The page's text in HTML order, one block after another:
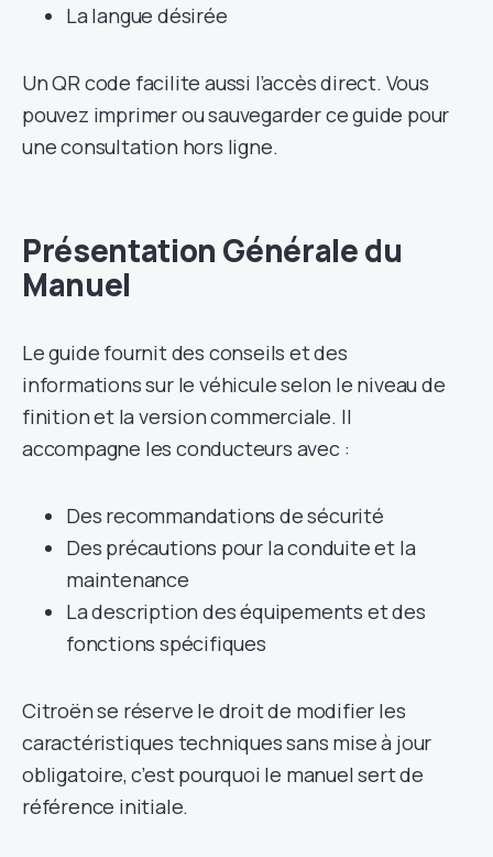
La langue désirée
Un QR code facilite aussi l’accès direct. Vous
pouvez imprimer ou sauvegarder ce guide pour
une consultation hors ligne.
Présentation Générale du
Manuel
Le guide fournit des conseils et des
informations sur le véhicule selon le niveau de
finition et la version commerciale. Il
accompagne les conducteurs avec :
Des recommandations de sécurité
Des précautions pour la conduite et la
maintenance
La description des équipements et des
fonctions spécifiques
Citroën se réserve le droit de modifier les
caractéristiques techniques sans mise à jour
obligatoire, c’est pourquoi le manuel sert de
référence initiale.